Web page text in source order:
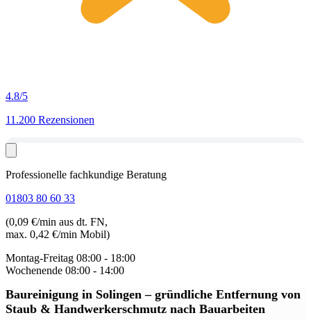
4.8/5
11.200 Rezensionen
Professionelle fachkundige Beratung
01803 80 60 33
(0,09 €/min aus dt. FN,
max. 0,42 €/min Mobil)
Montag-Freitag 08:00 - 18:00
Wochenende 08:00 - 14:00
Baureinigung in Solingen– gründliche Entfernung von
Staub & Handwerkerschmutz nach Bauarbeiten